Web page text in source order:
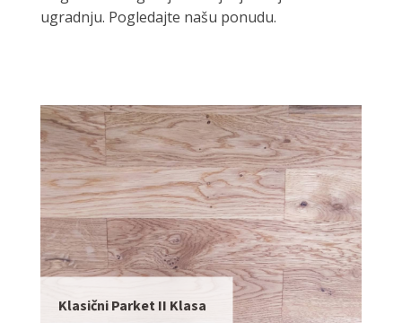
ugradnju. Pogledajte našu ponudu.
Klasični Parket II Klasa